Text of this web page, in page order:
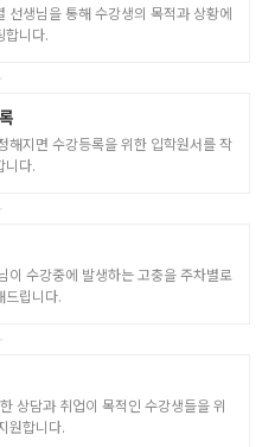
선생님을 통해 수강생의 목적과 상황에
합니다.
해지면 수강등록을 위한 입학원서를 작
니다.
이 수강중에 발생하는 고충을 주차별로
드립니다.
상담과 취업이 목적인 수강생들을 위
원합니다.